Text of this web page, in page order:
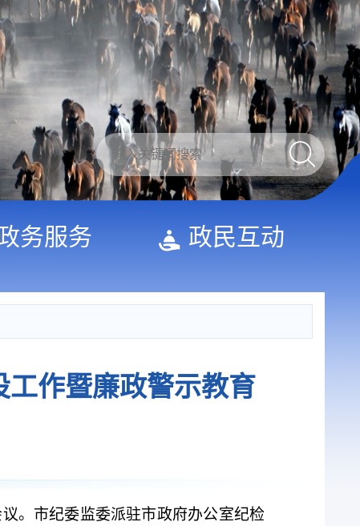
务服务 政民互动
作暨廉政警示教育
。市纪委监委派驻市政府办公室纪检